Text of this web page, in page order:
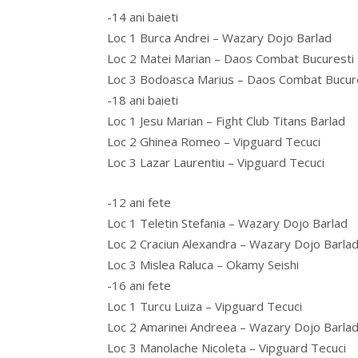
-14 ani baieti
Loc 1 Burca Andrei – Wazary Dojo Barlad
Loc 2 Matei Marian – Daos Combat Bucuresti
Loc 3 Bodoasca Marius – Daos Combat
-18 ani baieti
Loc 1 Jesu Marian – Fight Club Titans Barlad
Loc 2 Ghinea Romeo – Vipguard Tecuci
Loc 3 Lazar Laurentiu – Vipguard Tecuci
-12 ani fete
Loc 1 Teletin Stefania – Wazary Dojo Barlad
Loc 2 Craciun Alexandra – Wazary Dojo Barlad
Loc 3 Mislea Raluca – Okamy Seishi
-16 ani fete
Loc 1 Turcu Luiza – Vipguard Tecuci
Loc 2 Amarinei Andreea – Wazary Dojo Barlad
Loc 3 Manolache Nicoleta – Vipguard Tecuci